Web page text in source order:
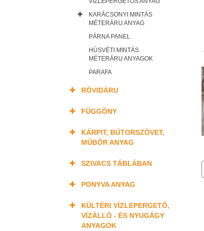
KARÁCSONYI MINTÁS
MÉTERÁRU ANYAG
PÁRNA PANEL
HÚSVÉTI MINTÁS
MÉTERÁRU ANYAGOK
PARAFA
RÖVIDÁRU
FÜGGÖNY
KÁRPIT, BÚTORSZÖVET,
MŰBŐR ANYAG
SZIVACS TÁBLÁBAN
PONYVA ANYAG
KÜLTÉRI VÍZLEPERGETŐ,
VÍZÁLLÓ - ÉS NYUGÁGY
ANYAGOK